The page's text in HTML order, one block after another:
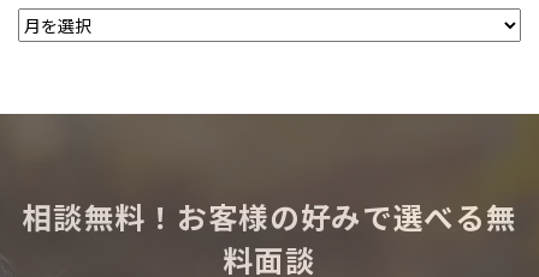
相談無料！お客様の好みで選べる無
料面談